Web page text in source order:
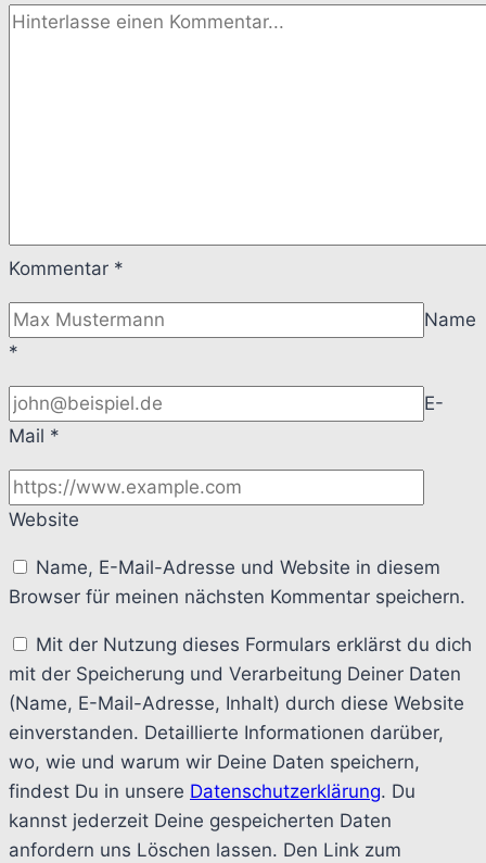
Kommentar *
Name
*
E-
Mail *
Website
Name, E-Mail-Adresse und Website in diesem
Browser für meinen nächsten Kommentar speichern.
Mit der Nutzung dieses Formulars erklärst du dich
mit der Speicherung und Verarbeitung Deiner Daten
(Name, E-Mail-Adresse, Inhalt) durch diese Website
einverstanden. Detaillierte Informationen darüber,
wo, wie und warum wir Deine Daten speichern,
findest Du in unsere Datenschutzerklärung. Du
kannst jederzeit Deine gespeicherten Daten
anfordern uns Löschen lassen. Den Link zum